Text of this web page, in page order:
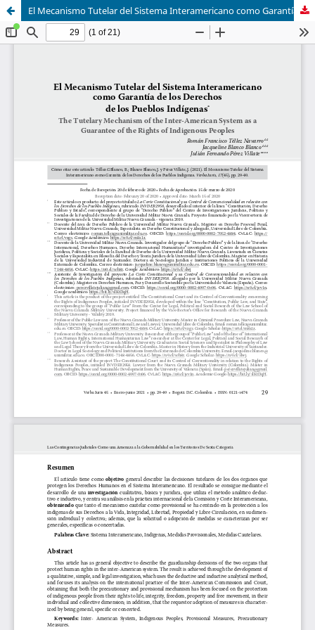
El Mecanismo Tutelar del Sistema Interamericano como Garantía de los Derechos de los Pueblos Indígenas